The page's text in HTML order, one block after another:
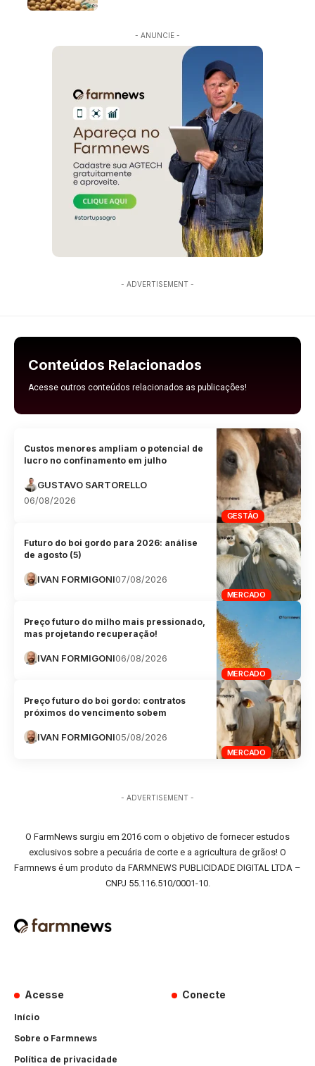
- ANUNCIE -
- ADVERTISEMENT -
Conteúdos Relacionados
Acesse outros conteúdos relacionados as publicações!
GESTÃO
Custos menores ampliam o potencial de
lucro no confinamento em julho
GUSTAVO SARTORELLO
06/08/2026
MERCADO
Futuro do boi gordo para 2026: análise
de agosto (5)
IVAN FORMIGONI07/08/2026
MERCADO
Preço futuro do milho mais pressionado,
mas projetando recuperação!
IVAN FORMIGONI06/08/2026
MERCADO
Preço futuro do boi gordo: contratos
próximos do vencimento sobem
IVAN FORMIGONI05/08/2026
- ADVERTISEMENT -
O FarmNews surgiu em 2016 com o objetivo de fornecer estudos
exclusivos sobre a pecuária de corte e a agricultura de grãos! O
Farmnews é um produto da FARMNEWS PUBLICIDADE DIGITAL LTDA –
CNPJ 55.116.510/0001-10.
Acesse
Início
Sobre o Farmnews
Política de privacidade
Conecte